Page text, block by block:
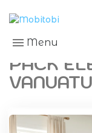
Menu
PACK
VANUATU